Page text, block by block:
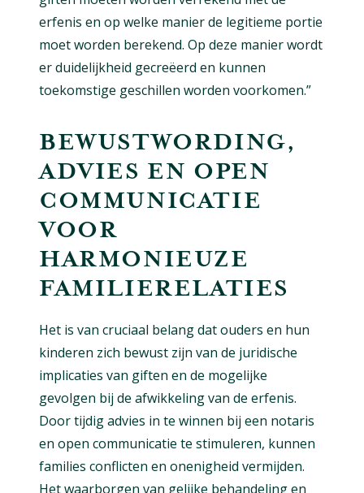
erfenis en op welke manier de legitieme portie
moet worden berekend. Op deze manier wordt
er duidelijkheid gecreëerd en kunnen
toekomstige geschillen worden voorkomen.”
BEWUSTWORDING,
ADVIES EN OPEN
COMMUNICATIE
VOOR
HARMONIEUZE
FAMILIERELATIES
Het is van cruciaal belang dat ouders en hun
kinderen zich bewust zijn van de juridische
implicaties van giften en de mogelijke
gevolgen bij de afwikkeling van de erfenis.
Door tijdig advies in te winnen bij een notaris
en open communicatie te stimuleren, kunnen
families conflicten en onenigheid vermijden.
Het waarborgen van gelijke behandeling en